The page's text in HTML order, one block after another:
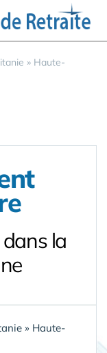
» Haute-
la
» Haute-